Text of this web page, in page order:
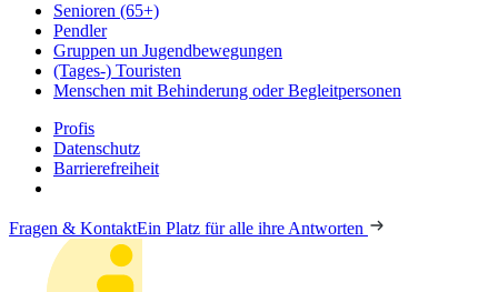
Senioren (65+)
Pendler
Gruppen un Jugendbewegungen
(Tages-) Touristen
Menschen mit Behinderung oder Begleitpersonen
Profis
Datenschutz
Barrierefreiheit
Fragen & KontaktEin Platz für alle ihre Antworten